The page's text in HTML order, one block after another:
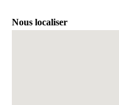
Nous localiser